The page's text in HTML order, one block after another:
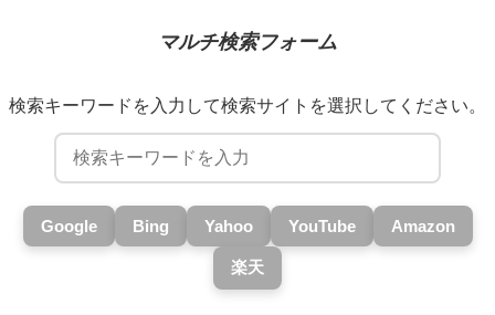
マルチ検索フォーム
検索キーワードを入力して検索サイトを選択してください。
Google Bing Yahoo YouTube Amazon
楽天